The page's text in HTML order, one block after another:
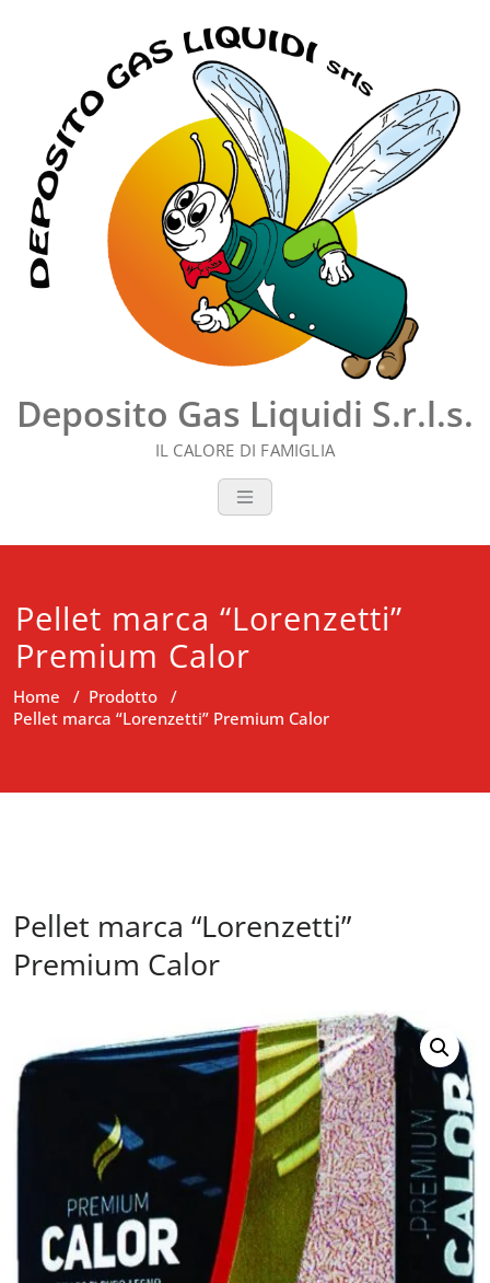
Deposito Gas Liquidi S.r.l.s.
IL CALORE DI FAMIGLIA
Pellet marca “Lorenzetti”
Premium Calor
Home / Prodotto /
Pellet marca “Lorenzetti” Premium Calor
Pellet marca “Lorenzetti”
Premium Calor